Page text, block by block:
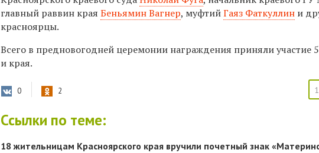
главный раввин краяБеньямин Вагнер, муфтийГаяз Фаткуллин и
красноярцы.
Всего в предновогодней церемонии награждения приняли участие
и края.
0 2
Ссылки по теме:
18 жительницам Красноярского края вручили почетный знак